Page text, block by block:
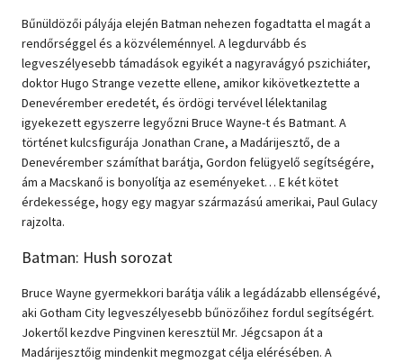
Bűnüldözői pályája elején Batman nehezen fogadtatta el magát a
rendőrséggel és a közvéleménnyel. A legdurvább és
legveszélyesebb támadások egyikét a nagyravágyó pszichiáter,
doktor Hugo Strange vezette ellene, amikor kikövetkeztette a
Denevérember eredetét, és ördögi tervével lélektanilag
igyekezett egyszerre legyőzni Bruce Wayne-t és Batmant. A
történet kulcsfigurája Jonathan Crane, a Madárijesztő, de a
Denevérember számíthat barátja, Gordon felügyelő segítségére,
ám a Macskanő is bonyolítja az eseményeket… E két kötet
érdekessége, hogy egy magyar származású amerikai, Paul Gulacy
rajzolta.
Batman: Hush sorozat
Bruce Wayne gyermekkori barátja válik a legádázabb ellenségévé,
aki Gotham City legveszélyesebb bűnözőihez fordul segítségért.
Jokertől kezdve Pingvinen keresztül Mr. Jégcsapon át a
Madárijesztőig mindenkit megmozgat célja elérésében. A